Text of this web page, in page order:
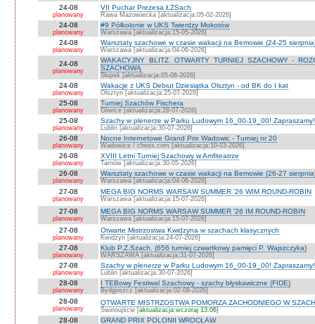
24-08
planowany
VII Puchar Prezesa ŁZSach
Rawa Mazowiecka [aktualizacja:05-02-2026]
24-08
planowany
#9 Półkolonie w UKS Twierdzy Mokotów
Warszawa [aktualizacja:15-05-2026]
24-08
planowany
Warsztaty szachowe w czasie wakacji na Bemowie (24-25
Warszawa [aktualizacja:04-06-2026]
24-08
planowany
WAKACYJNY BLITZ. OTWARTY TURNIEJ SZACHOWY -
SZACHOWĄ
Słupsk [aktualizacja:05-08-2026]
24-08
planowany
Wakacje z UKS Debiut Dziesiątka Olsztyn - od BK do I kat
Olsztyn [aktualizacja:25-07-2026]
25-08
planowany
Turniej Szachów Fischera
Gliwice [aktualizacja:28-07-2026]
25-08
planowany
Szachy w plenerze w Parku Ludowym 16_00-19_00! Zapraszamy!
Lublin [aktualizacja:30-07-2026]
26-08
planowany
Nocne Internetowe Grand Prix Wadowic - Turniej nr 20
Wadowice / chess.com [aktualizacja:10-03-2026]
26-08
planowany
XVIII Letni Turniej Szachowy w Amfiteatrze
Tarnów [aktualizacja:30-05-2026]
26-08
planowany
Warsztaty szachowe w czasie wakacji na Bemowie (26-27
Warszawa [aktualizacja:04-06-2026]
27-08
planowany
MEGA BIG NORMS WARSAW SUMMER '26 WIM ROUND-ROBIN
Warszawa [aktualizacja:15-07-2026]
27-08
planowany
MEGA BIG NORMS WARSAW SUMMER '26 IM ROUND-ROBIN
Warszawa [aktualizacja:15-07-2026]
27-08
planowany
Otwarte Mistrzostwa Kwidzyna w szachach klasycznych
Kwidzyn [aktualizacja:24-07-2026]
27-08
planowany
Klub P.Z.Szach. (656 turniej czwartkowy pamięci P. Wajszczyka)
WARSZAWA [aktualizacja:31-07-2026]
27-08
planowany
Szachy w plenerze w Parku Ludowym 16_00-19_00! Zapraszamy!
Lublin [aktualizacja:30-07-2026]
28-08
planowany
I TEBowy Festiwal Szachowy - szachy błyskawiczne (FIDE)
Bydgoszcz [aktualizacja:02-08-2026]
28-08
planowany
OTWARTE MISTRZOSTWA POMORZA ZACHODNIEGO W
Świnoujście [aktualizacja:wczoraj 13:06]
28-08 GRAND PRIX POLONII WROCŁAW